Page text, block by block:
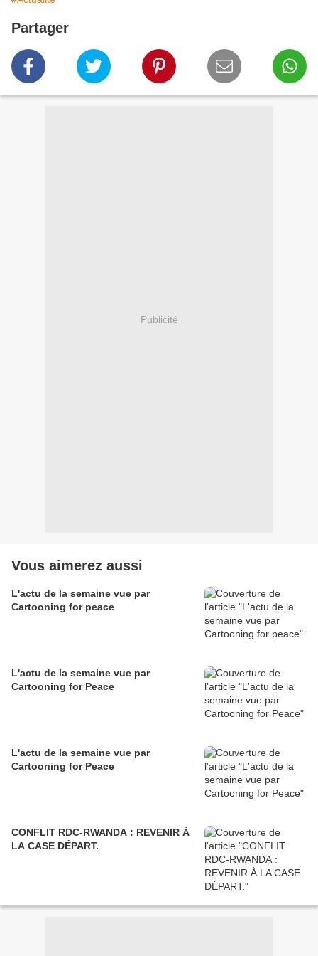
Partager
Publicité
Vous aimerez aussi
L'actu de la semaine vue par
Cartooning for peace
L'actu de la semaine vue par
Cartooning for Peace
L'actu de la semaine vue par
Cartooning for Peace
CONFLIT RDC-RWANDA : REVENIR À
LA CASE DÉPART.